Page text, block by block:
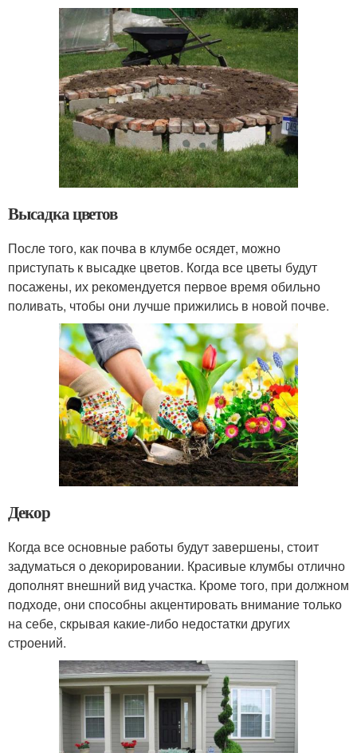
Высадка цветов
После того, как почва в клумбе осядет, можно
приступать к высадке цветов. Когда все цветы будут
посажены, их рекомендуется первое время обильно
поливать, чтобы они лучше прижились в новой почве.
Декор
Когда все основные работы будут завершены, стоит
задуматься о декорировании. Красивые клумбы отлично
дополнят внешний вид участка. Кроме того, при должном
подходе, они способны акцентировать внимание только
на себе, скрывая какие-либо недостатки других
строений.